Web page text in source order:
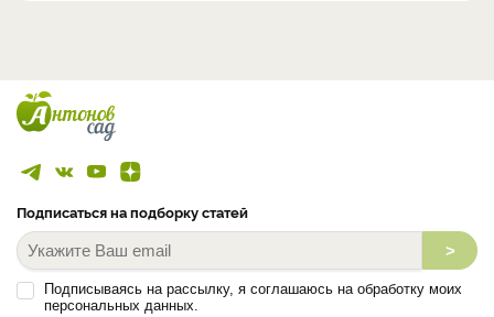
Подписаться на подборку статей
>
Подписываясь на рассылку, я соглашаюсь на обработку моих
персональных данных.